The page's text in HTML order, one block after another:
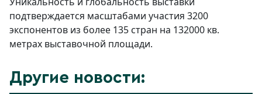
подтверждается масштабами участия 3200
экспонентов из более 135 стран на 132000 кв.
метрах выставочной площади.
Другие новости: